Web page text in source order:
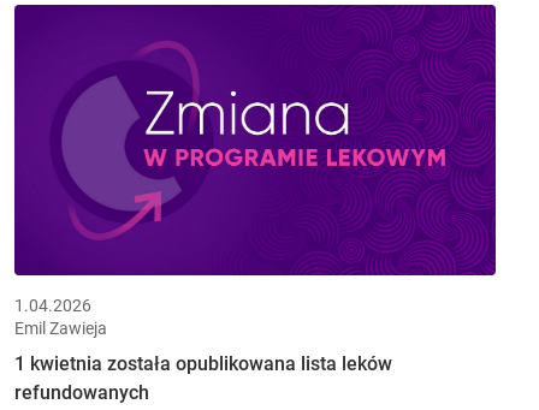
1.04.2026
Emil Zawieja
1 kwietnia została opublikowana lista leków
refundowanych